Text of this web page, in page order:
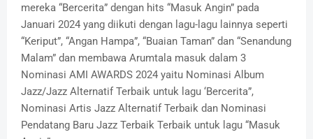
mereka “Bercerita” dengan hits “Masuk Angin” pada
Januari 2024 yang diikuti dengan lagu-lagu lainnya seperti
“Keriput”, “Angan Hampa”, “Buaian Taman” dan “Senandung
Malam” dan membawa Arumtala masuk dalam 3
Nominasi AMI AWARDS 2024 yaitu Nominasi Album
Jazz/Jazz Alternatif Terbaik untuk lagu ‘Bercerita”,
Nominasi Artis Jazz Alternatif Terbaik dan Nominasi
Pendatang Baru Jazz Terbaik Terbaik untuk lagu “Masuk